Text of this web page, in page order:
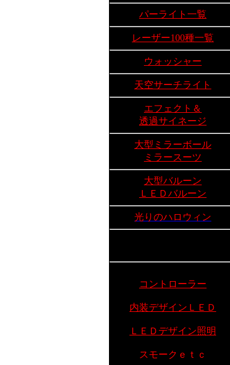
パーライト一覧
レーザー100種一覧
ウォッシャー
天空サーチライト
エフェクト＆
透過サイネージ
大型ミラーボール
ミラースーツ
大型バルーン
ＬＥＤバルーン
光りのハロウィン
コントローラー
内装デザインＬＥＤ
ＬＥＤデザイン照明
スモークｅｔｃ